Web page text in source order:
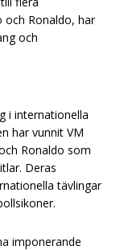
och Ronaldo, har
och
i internationella
har vunnit VM
Ronaldo som
Deras
tävlingar
imponerande